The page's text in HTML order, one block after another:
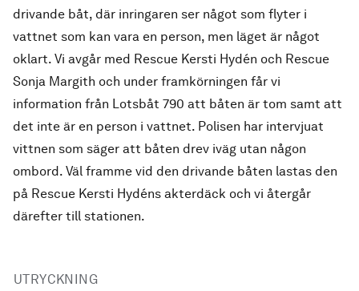
drivande båt, där inringaren ser något som flyter i
vattnet som kan vara en person, men läget är något
oklart. Vi avgår med Rescue Kersti Hydén och Rescue
Sonja Margith och under framkörningen får vi
information från Lotsbåt 790 att båten är tom samt att
det inte är en person i vattnet. Polisen har intervjuat
vittnen som säger att båten drev iväg utan någon
ombord. Väl framme vid den drivande båten lastas den
på Rescue Kersti Hydéns akterdäck och vi återgår
därefter till stationen.
UTRYCKNING